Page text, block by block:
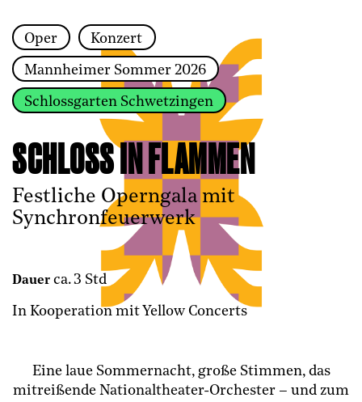
Zur Hauptnavigation springen
Zum Hauptinhalt springen Zum Footer springen
Oper Konzert
Mannheimer Sommer 2026
Schlossgarten Schwetzingen
SCHLOSS IN FLAMMEN
Festliche Operngala mit
Synchronfeuerwerk
Dauer ca. 3 Std
In Kooperation mit Yellow Concerts
Eine laue Sommernacht, große Stimmen, das
mitreißende Nationaltheater-Orchester – und zum